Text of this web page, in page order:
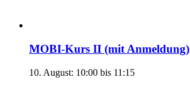
MOBI-Kurs II (mit Anmeldung)
10. August: 10:00 bis 11:15